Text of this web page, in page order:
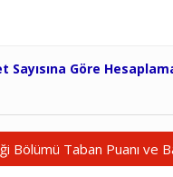
Sayısına Göre
Taban Puanı ve